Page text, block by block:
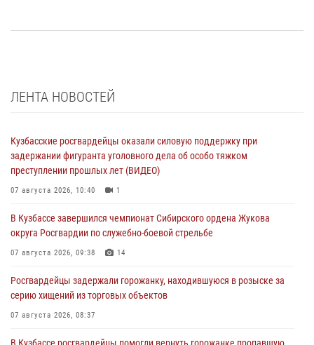
ЛЕНТА НОВОСТЕЙ
Кузбасские росгвардейцы оказали силовую поддержку при
задержании фигуранта уголовного дела об особо тяжком
преступлении прошлых лет (ВИДЕО)
07 августа 2026, 10:40 1
В Кузбассе завершился чемпионат Сибирского ордена Жукова
округа Росгвардии по служебно-боевой стрельбе
07 августа 2026, 09:38 14
Росгвардейцы задержали горожанку, находившуюся в розыске за
серию хищений из торговых объектов
07 августа 2026, 08:37